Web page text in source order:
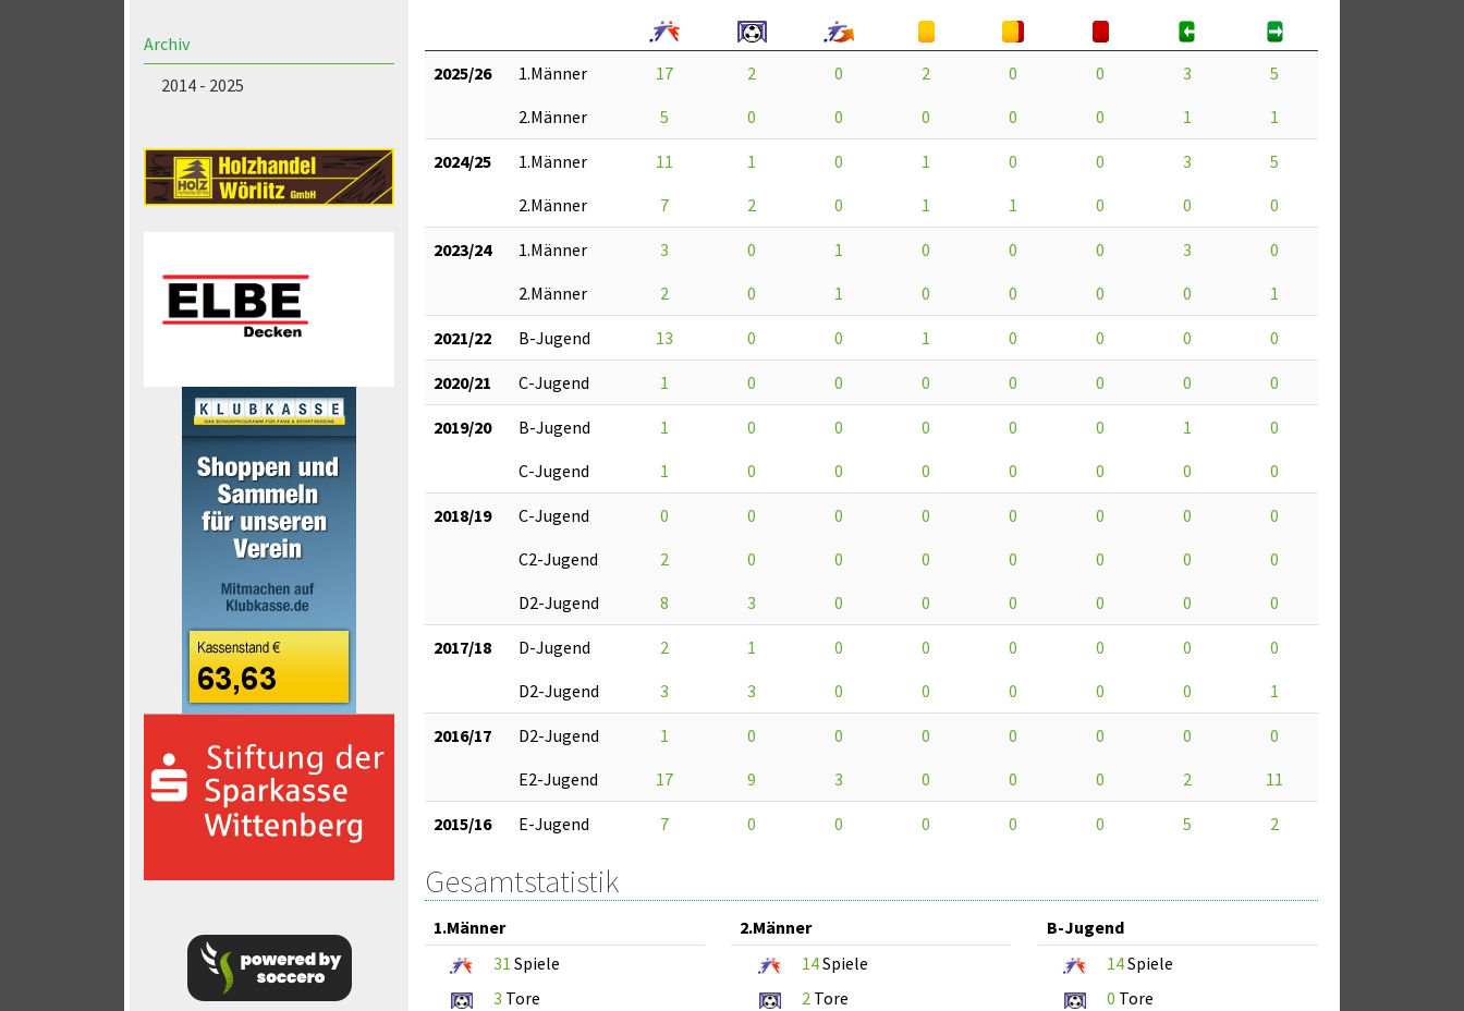
Archiv
2014 - 2025
2025/26 1.Männer 17 2 0 2 0 0 3
5
2.Männer
5 0 0 0 0 0 1 1
2024/25 1.Männer 11 1 0 1 0 0 3
5
2.Männer
7 2 0 1 1 0 0 0
2023/24 1.Männer 3 0 1 0 0 0 3
0
2.Männer
2 0 1 0 0 0 0 1
2021/22 B-Jugend 13 0 0 1 0 0 0 0
2020/21 C-Jugend 1 0 0 0 0 0 0 0
2019/20 B-Jugend 1 0 0 0 0 0 1
0
C-Jugend
1 0 0 0 0 0 0 0
2018/19 C-Jugend 0 0 0 0 0 0 0
0
C2-Jugend
2 0 0 0 0 0 0
0
D2-Jugend
8 3 0 0 0 0 0 0
2017/18 D-Jugend 2 1 0 0 0 0 0
0
D2-Jugend
3 3 0 0 0 0 0 1
2016/17 D2-Jugend 1 0 0 0 0 0 0
0
E2-Jugend
17 9 3 0 0 0 2 11
2015/16 E-Jugend 7 0 0 0 0 0 5 2
Gesamtstatistik
1.Männer
31 Spiele
3 Tore
2.Männer
14Spiele
2 Tore
B-Jugend
14Spiele
0 Tore